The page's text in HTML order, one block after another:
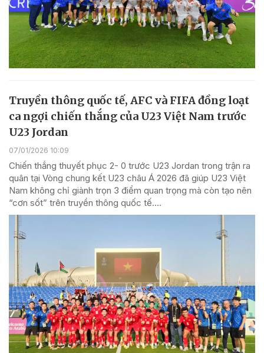
Truyền thông quốc tế, AFC và FIFA đồng loạt
ca ngợi chiến thắng của U23 Việt Nam trước
U23 Jordan
07/01/2026 10:09
Chiến thắng thuyết phục 2- 0 trước U23 Jordan trong trận ra
quân tại Vòng chung kết U23 châu Á 2026 đã giúp U23 Việt
Nam không chỉ giành trọn 3 điểm quan trọng mà còn tạo nên
“cơn sốt” trên truyền thông quốc tế....